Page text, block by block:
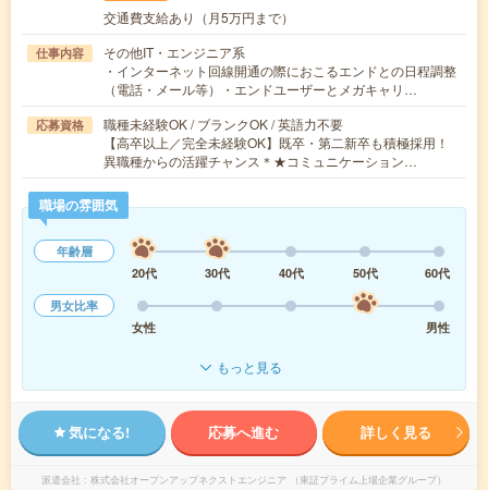
交通費支給あり（月5万円まで）
仕事内容
その他IT・エンジニア系
・インターネット回線開通の際におこるエンドとの日程調整
（電話・メール等）・エンドユーザーとメガキャリ…
応募資格
職種未経験OK / ブランクOK / 英語力不要
【高卒以上／完全未経験OK】既卒・第二新卒も積極採用！
異職種からの活躍チャンス＊★コミュニケーション…
職場の雰囲気
年齢層
20代
30代 40代 50代
60代
男女比率
女性
男性
もっと見る
気になる! 応募へ進む 詳しく見る
派遣会社 株式会社オープンアップネクストエンジニア （東証プライム上場企業グループ）